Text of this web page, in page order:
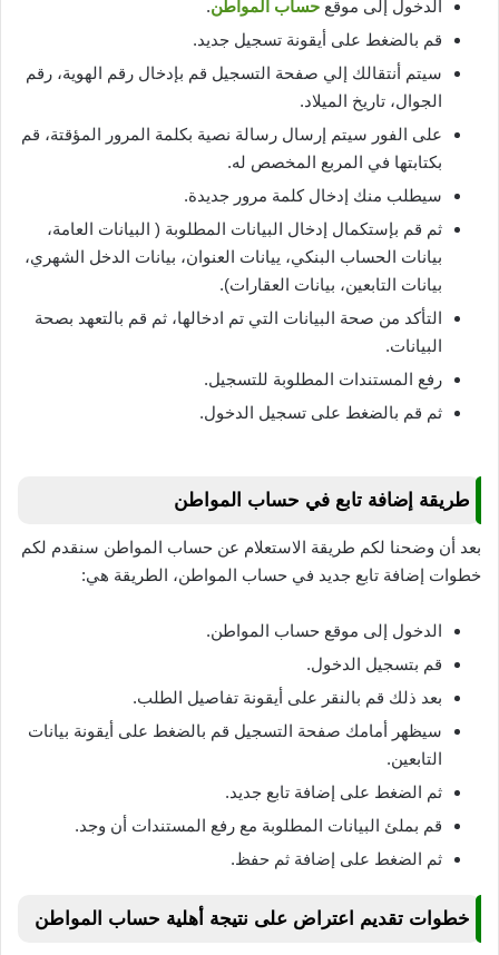
الدخول إلى موقع حساب المواطن.
قم بالضغط على أيقونة تسجيل جديد.
سيتم أنتقالك إلي صفحة التسجيل قم بإدخال رقم الهوية، رقم
الجوال، تاريخ الميلاد.
على الفور سيتم إرسال رسالة نصية بكلمة المرور المؤقتة، قم
بكتابتها في المربع المخصص له.
سيطلب منك إدخال كلمة مرور جديدة.
ثم قم بإستكمال إدخال البيانات المطلوبة ( البيانات العامة،
بيانات الحساب البنكي، ييانات العنوان، بيانات الدخل الشهري،
بيانات التابعين، بيانات العقارات).
التأكد من صحة البيانات التي تم ادخالها، ثم قم بالتعهد بصحة
البيانات.
رفع المستندات المطلوبة للتسجيل.
ثم قم بالضغط على تسجيل الدخول.
طريقة إضافة تابع في حساب المواطن
بعد أن وضحنا لكم طريقة الاستعلام عن حساب المواطن سنقدم لكم
خطوات إضافة تابع جديد في حساب المواطن، الطريقة هي:
الدخول إلى موقع حساب المواطن.
قم بتسجيل الدخول.
بعد ذلك قم بالنقر على أيقونة تفاصيل الطلب.
سيظهر أمامك صفحة التسجيل قم بالضغط على أيقونة بيانات
التابعين.
ثم الضغط على إضافة تابع جديد.
قم بملئ البيانات المطلوبة مع رفع المستندات أن وجد.
ثم الضغط على إضافة ثم حفظ.
خطوات تقديم اعتراض على نتيجة أهلية حساب المواطن